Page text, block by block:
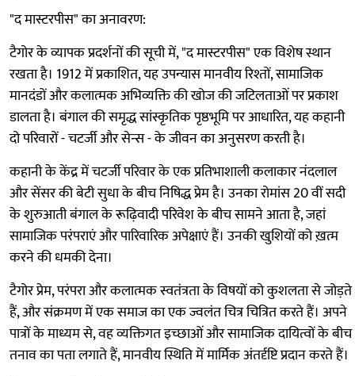
"द मास्टरपीस" का अनावरण:
टैगोर के व्यापक प्रदर्शनों की सूची में, "द मास्टरपीस" एक विशेष स्थान
रखता है। 1912 में प्रकाशित, यह उपन्यास मानवीय रिश्तों, सामाजिक
मानदंडों और कलात्मक अभिव्यक्ति की खोज की जटिलताओं पर प्रकाश
डालता है। बंगाल की समृद्ध सांस्कृतिक पृष्ठभूमि पर आधारित, यह कहानी
दो परिवारों - चटर्जी और सेन्स - के जीवन का अनुसरण करती है।
कहानी के केंद्र में चटर्जी परिवार के एक प्रतिभाशाली कलाकार नंदलाल
और सेंसर की बेटी सुधा के बीच निषिद्ध प्रेम है। उनका रोमांस 20 वीं सदी
के शुरुआती बंगाल के रूढ़िवादी परिवेश के बीच सामने आता है, जहां
सामाजिक परंपराएं और पारिवारिक अपेक्षाएं हैं। उनकी खुशियों को ख़त्म
करने की धमकी देना।
टैगोर प्रेम, परंपरा और कलात्मक स्वतंत्रता के विषयों को कुशलता से जोड़ते
हैं, और संक्रमण में एक समाज का एक ज्वलंत चित्र चित्रित करते हैं। अपने
पात्रों के माध्यम से, वह व्यक्तिगत इच्छाओं और सामाजिक दायित्वों के बीच
तनाव का पता लगाते हैं, मानवीय स्थिति में मार्मिक अंतर्दृष्टि प्रदान करते हैं।